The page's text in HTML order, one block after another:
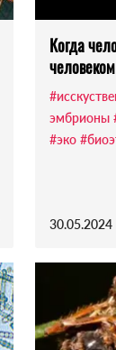
Когда
эмбрионы
#эко
30.05.2024